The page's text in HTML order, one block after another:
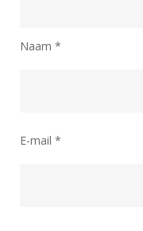
Naam *
E-mail *